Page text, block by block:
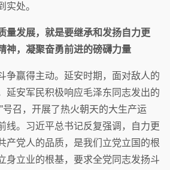
实处。
量发展，就是要继承和发扬自力更
神，凝聚奋勇前进的磅礴力量
争赢得主动。延安时期，面对敌人的
延安军民积极响应毛泽东同志发出的
号召，开展了热火朝天的大生产运
线。习近平总书记反复强调，自力更
产党人的品质，是我们立党立国的根
身立业的根基，要求全党同志发扬斗